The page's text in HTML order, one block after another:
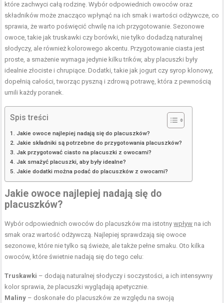
które zachwyci całą rodzinę. Wybór odpowiednich owoców oraz
składników może znacząco wpłynąć na ich smak i wartości odżywcze, co
sprawia, że warto poświęcić chwilę na ich przygotowanie. Sezonowe
owoce, takie jak truskawki czy borówki, nie tylko dodadzą naturalnej
słodyczy, ale również kolorowego akcentu. Przygotowanie ciasta jest
proste, a smażenie wymaga jedynie kilku trików, aby placuszki były
idealnie złociste i chrupiące. Dodatki, takie jak jogurt czy syrop klonowy,
dopełnią całości, tworząc pyszną i zdrową potrawę, która z pewnością
umili każdy poranek.
Spis treści
Jakie owoce najlepiej nadają się do placuszków?
Jakie składniki są potrzebne do przygotowania placuszków?
Jak przygotować ciasto na placuszki z owocami?
Jak smażyć placuszki, aby były idealne?
Jakie dodatki można podać do placuszków z owocami?
Jakie owoce najlepiej nadają się do
placuszków?
Wybór odpowiednich owoców do placuszków ma istotnywpływ na ich
smak oraz wartość odżywczą. Najlepiej sprawdzają się owoce
sezonowe, które nie tylko są świeże, ale także pełne smaku. Oto kilka
owoców, które świetnie nadają się do tego celu:
Truskawki – dodają naturalnej słodyczy i soczystości, a ich intensywny
kolor sprawia, że placuszki wyglądają apetycznie.
Maliny – doskonałe do placuszków ze względu na swoją